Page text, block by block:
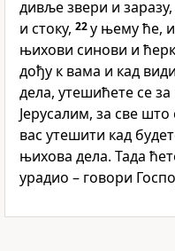
дивље звери и
и стоку, 22у њему ће,
њихови синови и
дођу к вама и кад
дела, утешићете се
Јерусалим, за све
вас утешити кад
њихова дела. Тада
урадио – говори